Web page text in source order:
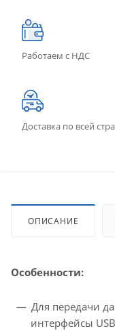
Работаем с НДС
Доставка по всей
ОПИСАНИЕ
Особенности:
Для передачи
интерфейсы